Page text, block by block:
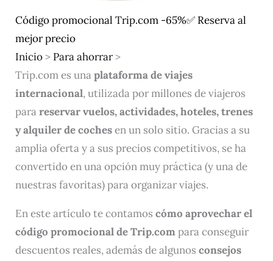
Código promocional Trip.com -65%✅ Reserva al
mejor precio
Inicio> Para ahorrar>
Trip.com es unaplataforma de viajes
internacional, utilizada por millones de viajeros
parareservar vuelos, actividades, hoteles, trenes
y alquiler de cochesen un solo sitio. Gracias a su
amplia oferta y a sus precios competitivos, se ha
convertido en una opción muy práctica (y una de
nuestras favoritas) para organizar viajes.
En este artículo te contamos cómo aprovechar el
código promocional de Trip.compara conseguir
descuentos reales, además de algunos consejos